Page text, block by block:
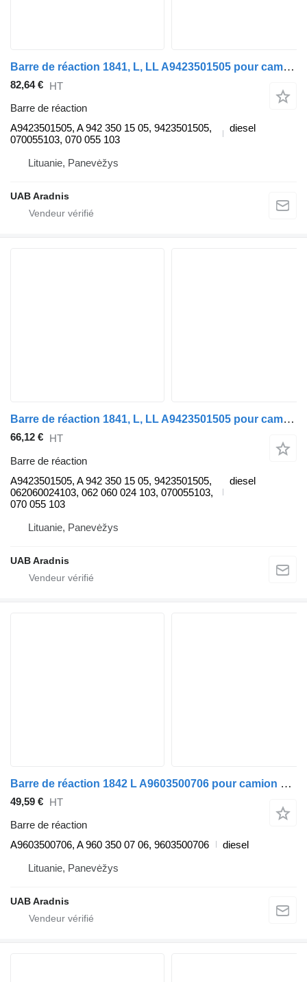
Barre de réaction 1841, L, LL A9423501505 pour camion Mercedes-Benz ACTROS MP2 / MP3
82,64 € HT
Barre de réaction
A9423501505, A 942 350 15 05, 9423501505,
070055103, 070 055 103
diesel
Lituanie, Panevėžys
UAB Aradnis
Barre de réaction 1841, L, LL A9423501505 pour camion Mercedes-Benz ACTROS MP2 / MP3
66,12 € HT
Barre de réaction
A9423501505, A 942 350 15 05, 9423501505,
062060024103, 062 060 024 103, 070055103,
070 055 103
diesel
Lituanie, Panevėžys
UAB Aradnis
Barre de réaction 1842 L A9603500706 pour camion Mercedes-Benz ACTROS MP4
49,59 € HT
Barre de réaction
A9603500706, A 960 350 07 06, 9603500706
diesel
Lituanie, Panevėžys
UAB Aradnis